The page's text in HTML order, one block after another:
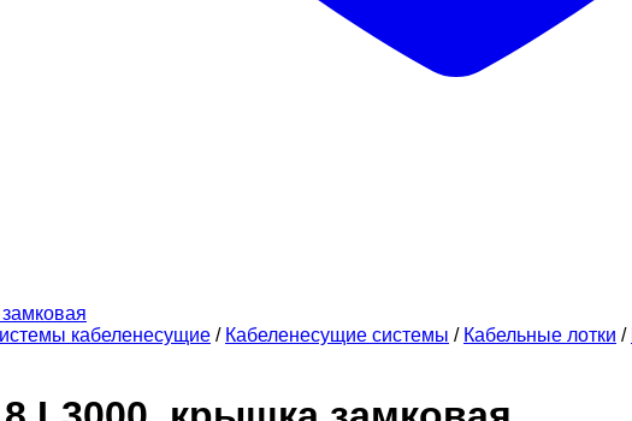
кабеленесущие / Кабеленесущие системы / Кабельные лотки /